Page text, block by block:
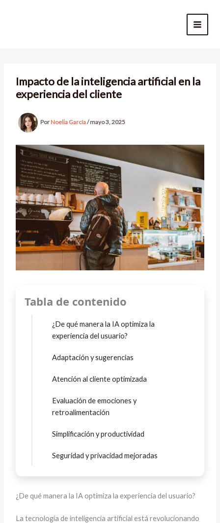
Impacto de la inteligencia artificial en la
experiencia del cliente
PorNoelia García/mayo 3, 2025
Tabla de contenido
¿De qué manera la IA optimiza la
experiencia del usuario?
Adaptación y sugerencias
Atención al cliente optimizada
Evaluación de emociones y
retroalimentación
Simplificación y productividad
Seguridad y privacidad mejoradas
¿De qué manera la IA optimiza la experiencia del usuario?
La tecnología de inteligencia artificial está revolucionando